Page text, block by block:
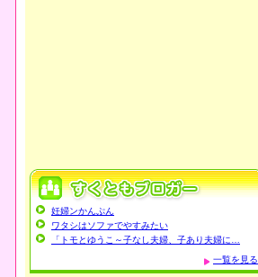
妊婦ンかんぷん
ワタシはソファでやすみたい
「トモとゆうこ～子なし夫婦、子あり夫婦に…
一覧を見る